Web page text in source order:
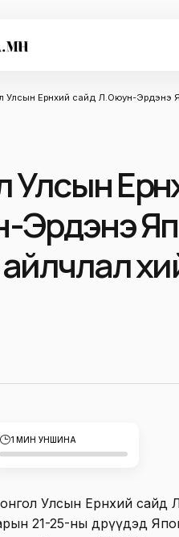
Улсын Ерөнхий сайд Л.Оюун-Эрдэнэ
1 МИН УНШИНА
Улсын Ерөнхий
21-25-ны өдрүүдэд